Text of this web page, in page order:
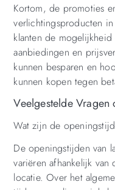
Kortom, de promoties
verlichtingsproducten
klanten de
aanbiedingen en
kunnen besparen en
kunnen kopen tegen
Veelgestelde Vragen
Wat zijn de
De openingstijden van
variëren afhankelijk
locatie. Over het